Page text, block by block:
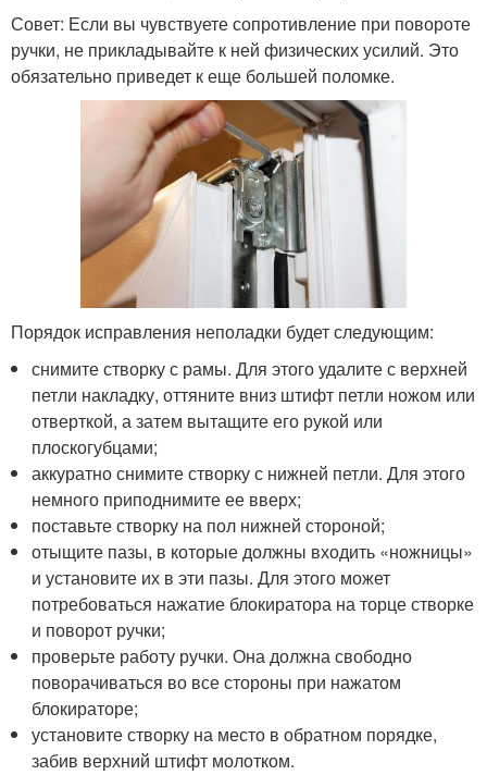
Совет: Если вы чувствуете сопротивление при повороте
ручки, не прикладывайте к ней физических усилий. Это
обязательно приведет к еще большей поломке.
Порядок исправления неполадки будет следующим:
снимите створку с рамы. Для этого удалите с верхней
петли накладку, оттяните вниз штифт петли ножом или
отверткой, а затем вытащите его рукой или
плоскогубцами;
аккуратно снимите створку с нижней петли. Для этого
немного приподнимите ее вверх;
поставьте створку на пол нижней стороной;
отыщите пазы, в которые должны входить «ножницы»
и установите их в эти пазы. Для этого может
потребоваться нажатие блокиратора на торце створке
и поворот ручки;
проверьте работу ручки. Она должна свободно
поворачиваться во все стороны при нажатом
блокираторе;
установите створку на место в обратном порядке,
забив верхний штифт молотком.